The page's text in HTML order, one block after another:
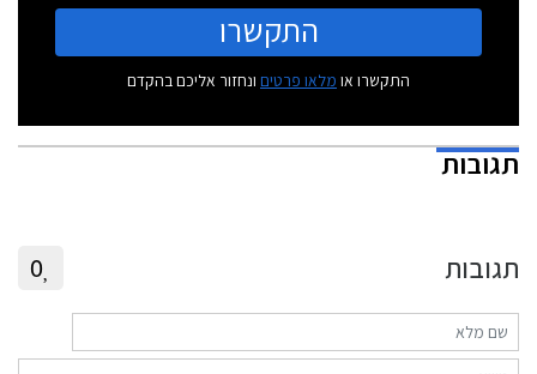
התקשרו
התקשרו או מלאו פרטים ונחזור אליכם בהקדם
תגובות
תגובות 0